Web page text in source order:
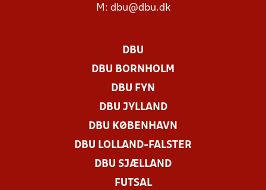
M: dbu@dbu.dk
DBU
DBU BORNHOLM
DBU FYN
DBU JYLLAND
DBU KØBENHAVN
DBU LOLLAND-FALSTER
DBU SJÆLLAND
FUTSAL